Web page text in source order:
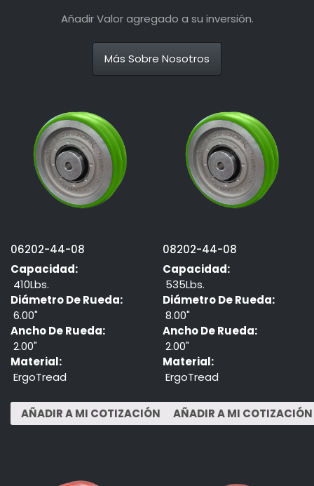
Añadir Valor agregado a su inversión.
Más Sobre Nosotros
06202-44-08
Capacidad:
410Lbs.
Diámetro De Rueda:
6.00"
Ancho De Rueda:
2.00"
Material:
ErgoTread
08202-44-08
Capacidad:
535Lbs.
Diámetro De Rueda:
8.00"
Ancho De Rueda:
2.00"
Material:
ErgoTread